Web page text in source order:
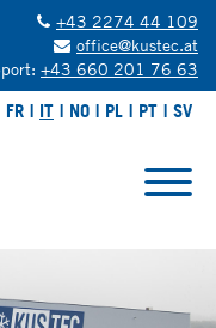
+43 2274 44 109
office@kustec.at
+43 660 201 76 63
FR IT NO PL PT SV